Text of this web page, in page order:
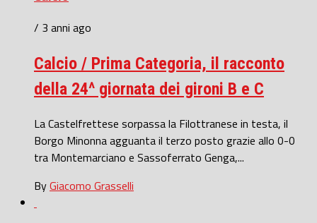
/ 3 anni ago
Calcio / Prima Categoria, il racconto
della 24^ giornata dei gironi B e C
La Castelfrettese sorpassa la Filottranese in testa, il
Borgo Minonna agguanta il terzo posto grazie allo 0-0
tra Montemarciano e Sassoferrato Genga,...
ByGiacomo Grasselli